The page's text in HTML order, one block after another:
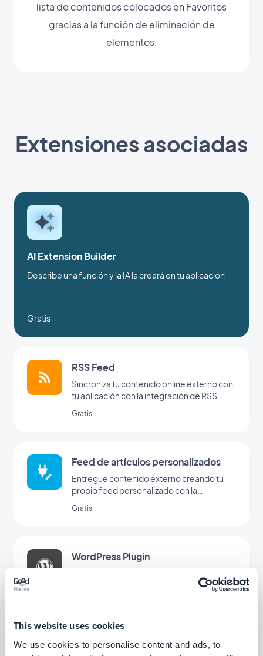
This website uses cookies
We use cookies to personalise content and ads, to
lista de contenidos colocados en Favoritos
gracias a la función de eliminación de
elementos.
Extensiones asociadas
AI Extension Builder
Describe una función y la IA la creará en tu aplicación
Gratis
RSS Feed
Sincroniza tu contenido online externo con
tu aplicación con la integración de RSS
Gratis
Feed de artículos personalizados
Entregue contenido externo creando tu
propio feed personalizado con la
Gratis
WordPress Plugin
de tu sitio web de WordPress en tu
Substack